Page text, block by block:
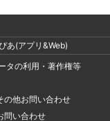
あ(アプリ&Web)
タの利用・著作権等
の他お問い合わせ
問い合わせ